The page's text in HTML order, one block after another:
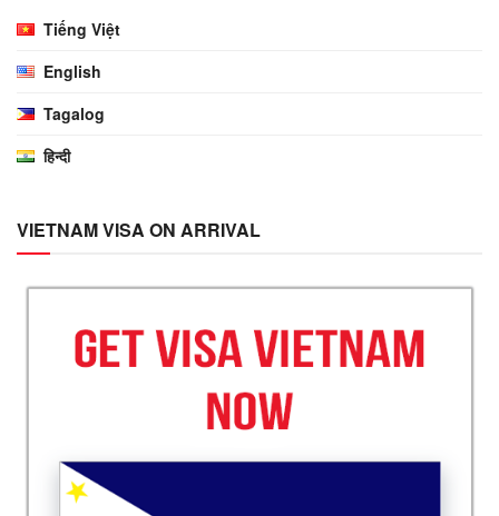
Tiếng Việt
English
Tagalog
हिन्दी
VIETNAM VISA ON ARRIVAL